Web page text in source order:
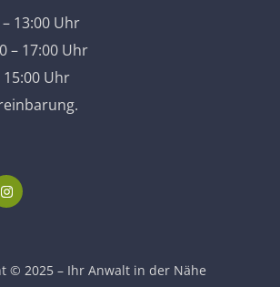
13:00 Uhr
– 17:00 Uhr
15:00 Uhr
© 2025 – Ihr Anwalt in der Nähe